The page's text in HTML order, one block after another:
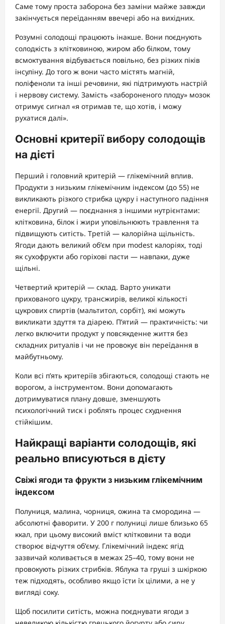
Саме тому проста заборона без заміни майже завжди
закінчується переїданням ввечері або на вихідних.
Розумні солодощі працюють інакше. Вони поєднують
солодкість з клітковиною, жиром або білком, тому
всмоктування відбувається повільно, без різких піків
інсуліну. До того ж вони часто містять магній,
поліфеноли та інші речовини, які підтримують настрій
і нервову систему. Замість «забороненого плоду» мозок
отримує сигнал «я отримав те, що хотів, і можу
рухатися далі».
Основні критерії вибору солодощів
на дієті
Перший і головний критерій — глікемічний вплив.
Продукти з низьким глікемічним індексом (до 55) не
викликають різкого стрибка цукру і наступного падіння
енергії. Другий — поєднання з іншими нутрієнтами:
клітковина, білок і жири уповільнюють травлення та
підвищують ситість. Третій — калорійна щільність.
Ягоди дають великий об’єм при modest калоріях, тоді
як сухофрукти або горіхові пасти — навпаки, дуже
щільні.
Четвертий критерій — склад. Варто уникати
прихованого цукру, трансжирів, великої кількості
цукрових спиртів (мальтитол, сорбіт), які можуть
викликати здуття та діарею. П’ятий — практичність: чи
легко включити продукт у повсякденне життя без
складних ритуалів і чи не провокує він переїдання в
майбутньому.
Коли всі п’ять критеріїв збігаються, солодощі стають не
ворогом, а інструментом. Вони допомагають
дотримуватися плану довше, зменшують
психологічний тиск і роблять процес схуднення
стійкішим.
Найкращі варіанти солодощів, які
реально вписуються в дієту
Свіжі ягоди та фрукти з низьким глікемічним
індексом
Полуниця, малина, чорниця, ожина та смородина —
абсолютні фаворити. У 200 г полуниці лише близько 65
ккал, при цьому високий вміст клітковини та води
створює відчуття об’єму. Глікемічний індекс ягід
зазвичай коливається в межах 25–40, тому вони не
провокують різких стрибків. Яблука та груші з шкіркою
теж підходять, особливо якщо їсти їх цілими, а не у
вигляді соку.
Щоб посилити ситість, можна поєднувати ягоди з